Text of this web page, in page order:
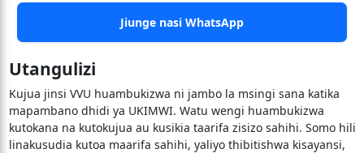
Jiunge nasi WhatsApp
Utangulizi
Kujua jinsi VVU huambukizwa ni jambo la msingi sana katika
mapambano dhidi ya UKIMWI. Watu wengi huambukizwa
kutokana na kutokujua au kusikia taarifa zisizo sahihi. Somo hili
linakusudia kutoa maarifa sahihi, yaliyo thibitishwa kisayansi,